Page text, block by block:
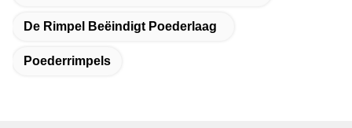
De Rimpel Beëindigt Poederlaag
Poederrimpels